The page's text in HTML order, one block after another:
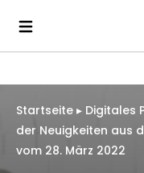
Startseite ▸ Digitales
der Neuigkeiten aus
vom 28. März 2022